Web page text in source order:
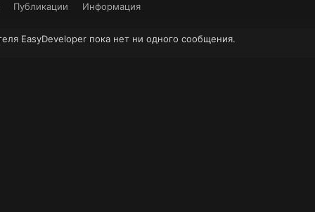
Публикации Информация
EasyDeveloper пока нет ни одного сообщения.